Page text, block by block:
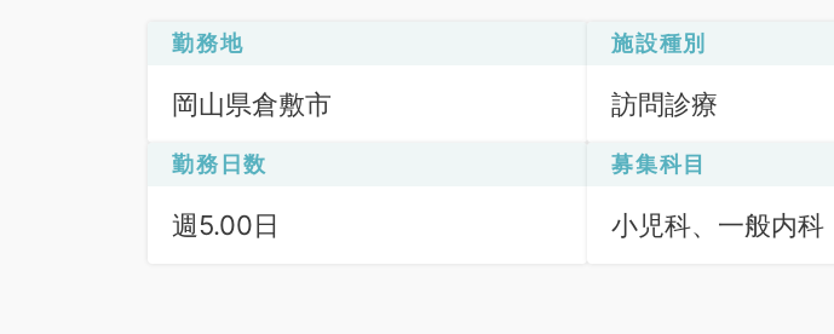
勤務地
岡山県倉敷市
施設種別
訪問診療
勤務日数
週5.00日
募集科目
小児科、一般内科